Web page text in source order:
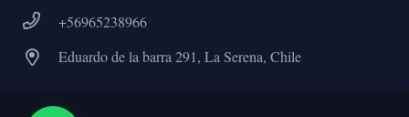
+56965238966
Eduardo de la barra 291, La Serena, Chile